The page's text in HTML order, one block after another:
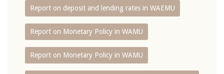
Report on deposit and lending rates in WAEMU
Report on Monetary Policy in WAMU
Report on Monetary Policy in WAMU